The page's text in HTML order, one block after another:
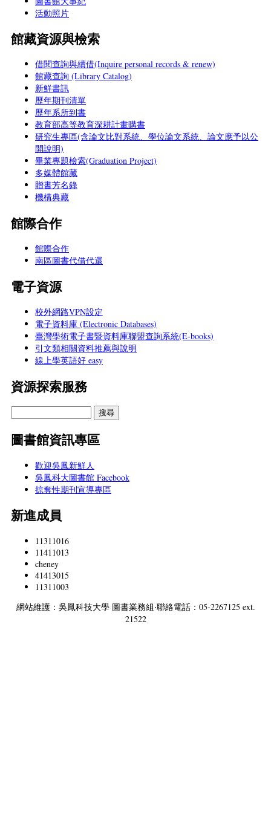
活動照片
館藏資源與檢索
借閱查詢與續借(Inquire personal records & renew)
館藏查詢 (Library Catalog)
新鮮書訊
歷年期刊清單
歷年系所到書
教育部高等教育深耕計畫購書
研究生專區(含論文比對系統、學位論文系統、論文應予以公
開說明)
畢業專題檢索(Graduation Project)
多媒體館藏
贈書芳名錄
機構典藏
館際合作
館際合作
南區圖書代借代還
電子資源
校外網路VPN設定
電子資料庫 (Electronic Databases)
臺灣學術電子書暨資料庫聯盟查詢系統(E-books)
引文類相關資料推薦與說明
線上學英語好 easy
資源探索服務
圖書館資訊專區
歡迎吳鳳新鮮人
吳鳳科大圖書館 Facebook
掠奪性期刊宣導專區
新進成員
11311016
11411013
cheney
41413015
11311003
網站維護：吳鳳科技大學 圖書業務組‧聯絡電話：05-2267125 ext.
21522